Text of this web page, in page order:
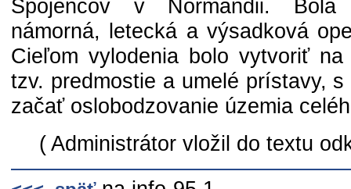
Spojencov v Normandii. Bola
námorná, letecká a výsadková
Cieľom vylodenia bolo vytvoriť
tzv. predmostie a umelé prístavy,
začať oslobodzovanie územia
( Administrátor vložil do textu